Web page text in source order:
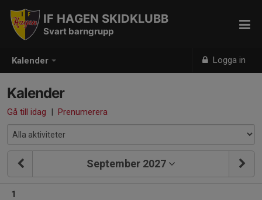
Kalender Logga in
IF HAGEN SKIDKLUBB
Svart barngrupp
Kalender
Gå till idag | Prenumerera
September 2027
1